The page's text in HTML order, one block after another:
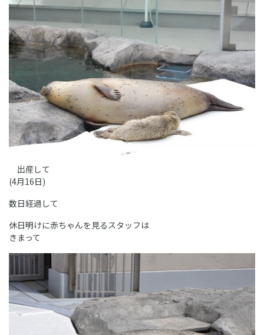
出産して
(4月16日)
数日経過して
休日明けに赤ちゃんを見るスタッフは
きまって